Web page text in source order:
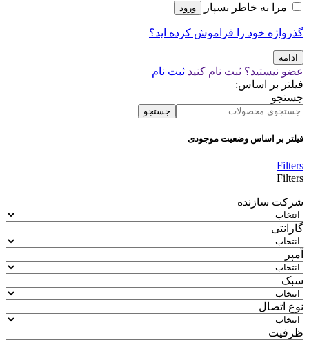
مرا به خاطر بسپار ورود
گذرواژه خود را فراموش کرده اید؟
ادامه
عضو نیستید؟ ثبت نام کنید ثبت نام
فیلتر بر اساس:
جستجو
جستجو
فیلتر بر اساس وضعیت موجودی
Filters
Filters
شرکت سازنده
گارانتی
آمپر
سبک
نوع اتصال
ظرفیت